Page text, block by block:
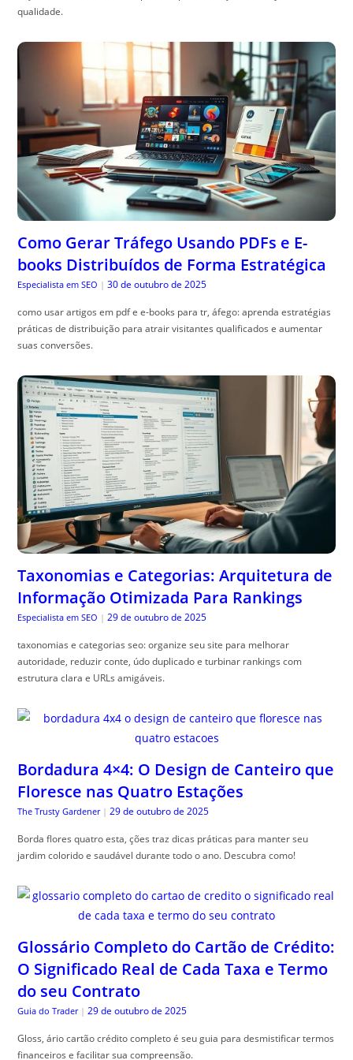
qualidade.
Como Gerar Tráfego Usando PDFs e E-
books Distribuídos de Forma Estratégica
Especialista em SEO | 30 de outubro de 2025
como usar artigos em pdf e e-books para tr, áfego: aprenda estratégias
práticas de distribuição para atrair visitantes qualificados e aumentar
suas conversões.
Taxonomias e Categorias: Arquitetura de
Informação Otimizada Para Rankings
Especialista em SEO | 29 de outubro de 2025
taxonomias e categorias seo: organize seu site para melhorar
autoridade, reduzir conte, údo duplicado e turbinar rankings com
estrutura clara e URLs amigáveis.
Bordadura 4×4: O Design de Canteiro que
Floresce nas Quatro Estações
The Trusty Gardener | 29 de outubro de 2025
Borda flores quatro esta, ções traz dicas práticas para manter seu
jardim colorido e saudável durante todo o ano. Descubra como!
Glossário Completo do Cartão de Crédito:
O Significado Real de Cada Taxa e Termo
do seu Contrato
Guia do Trader | 29 de outubro de 2025
Gloss, ário cartão crédito completo é seu guia para desmistificar termos
financeiros e facilitar sua compreensão.